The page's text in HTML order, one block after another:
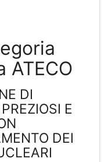
ATECO
DI
E
DEI